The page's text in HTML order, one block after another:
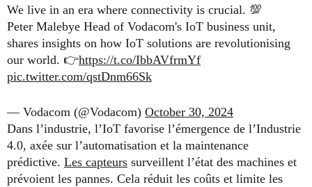
We live in an era where connectivity is crucial. 💯
Peter Malebye Head of Vodacom's IoT business unit,
shares insights on how IoT solutions are revolutionising
our world. 👉https://t.co/IbbAVfrmYf
pic.twitter.com/qstDnm66Sk
— Vodacom (@Vodacom) October 30, 2024
Dans l’industrie, l’IoT favorise l’émergence de l’Industrie
4.0, axée sur l’automatisation et la maintenance
prédictive. Les capteurs surveillent l’état des machines et
prévoient les pannes. Cela réduit les coûts et limite les